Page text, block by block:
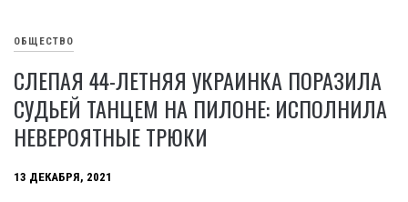
ОБЩЕСТВО
СЛЕПАЯ 44-ЛЕТНЯЯ УКРАИНКА ПОРАЗИЛА
СУДЬЕЙ ТАНЦЕМ НА ПИЛОНЕ: ИСПОЛНИЛА
НЕВЕРОЯТНЫЕ ТРЮКИ
13 ДЕКАБРЯ, 2021